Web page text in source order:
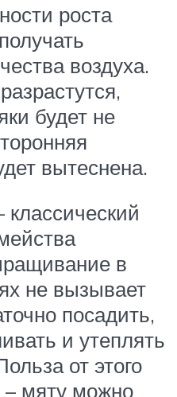
роста
воздуха.
будет не
вытеснена.
классический
в
не вызывает
посадить,
и утеплять
от этого
– мяту можно